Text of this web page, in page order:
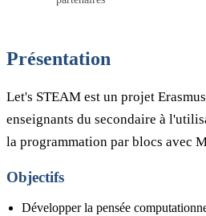
Présentation
Let's STEAM est un projet
enseignants du secondaire à
la programmation par blocs avec
Objectifs
Développer la pensée